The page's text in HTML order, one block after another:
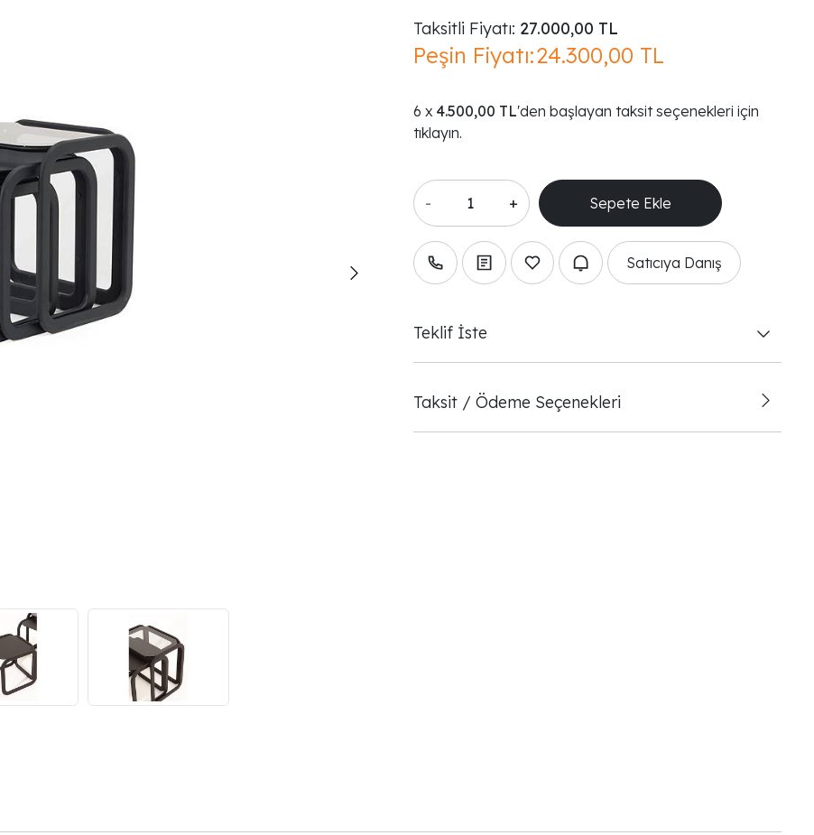
Taksitli Fiyatı: 27.000,00 TL
Peşin Fiyatı:24.300,00 TL
4.500,00 TL'den başlayan taksit seçenekleri için
tıklayın.
- +
Satıcıya Danış
Teklif İste
Taksit / Ödeme Seçenekleri